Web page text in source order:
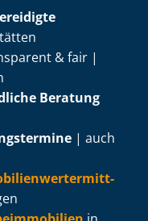
& fair |
Beratung
| auch